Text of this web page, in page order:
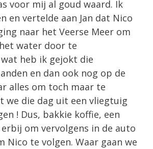
voor mij al goud waard. Ik
en vertelde aan Jan dat Nico
naar het Veerse Meer om
water door te
wat heb ik gejokt die
en dan ook nog op de
alles om toch maar te
we die dag uit een vliegtuig
! Dus, bakkie koffie, een
om vervolgens in de auto
Nico te volgen. Waar gaan we